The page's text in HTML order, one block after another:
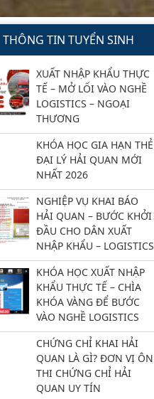
THÔNG TIN TUYỂN SINH
XUẤT NHẬP KHẨU THỰC
TẾ – MỞ LỐI VÀO NGHỀ
LOGISTICS – NGOẠI
THƯƠNG
KHÓA HỌC GIA HẠN THẺ
ĐẠI LÝ HẢI QUAN MỚI
NHẤT 2026
NGHIỆP VỤ KHAI BÁO
HẢI QUAN – BƯỚC KHỞI
ĐẦU CHO DÂN XUẤT
NHẬP KHẨU – LOGISTICS
KHÓA HỌC XUẤT NHẬP
KHẨU THỰC TẾ – CHÌA
KHÓA VÀNG ĐỂ BƯỚC
VÀO NGHỀ LOGISTICS
CHỨNG CHỈ KHAI HẢI
QUAN LÀ GÌ? ĐƠN VỊ ÔN
THI CHỨNG CHỈ HẢI
QUAN UY TÍN